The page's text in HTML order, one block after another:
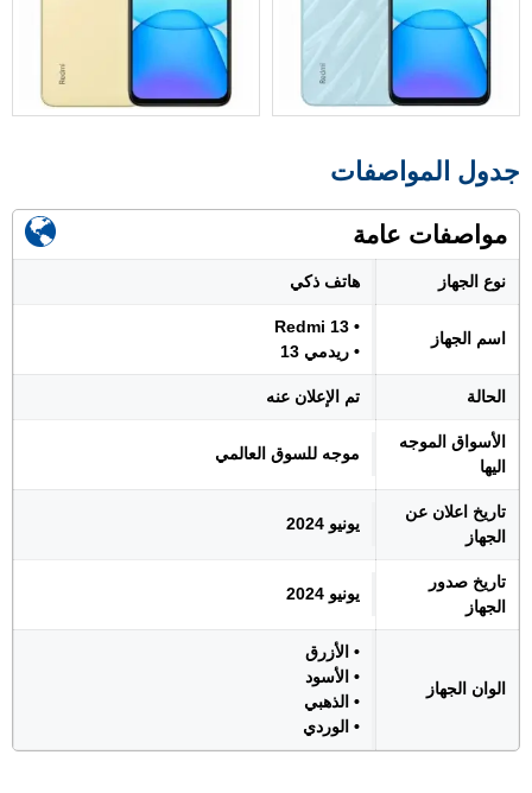
جدول المواصفات
مواصفات عامة
نوع الجهاز هاتف ذكي
اسم الجهاز
• Redmi 13
• ريدمي 13
الحالة تم الإعلان عنه
الأسواق الموجه
اليها
موجه للسوق العالمي
تاريخ اعلان عن
الجهاز
يونيو 2024
تاريخ صدور
الجهاز
يونيو 2024
الوان الجهاز
• الأزرق
• الأسود
• الذهبي
• الوردي